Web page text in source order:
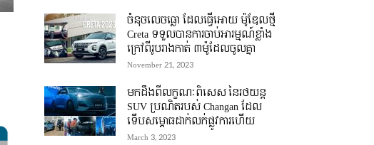
ចំនុចលេចធ្លោ ដែលធ្វើអោយ ម៉ូឌែលថ្មី
Creta ទទួលបានការចាប់អារម្មណ៍ខ្លាំង
ក្រៅពីរូបរាងកាត់ ៣ម៉ូដែលចូលគ្នា
November 21, 2023
មកដឹងពីលក្ខណៈពិសេស នៃរថយន្ត
SUV ប្រណិតរបស់ Changan ដែល
ទើបសម្ភោធដាក់លក់ផ្លូវការហើយ
March 3, 2023